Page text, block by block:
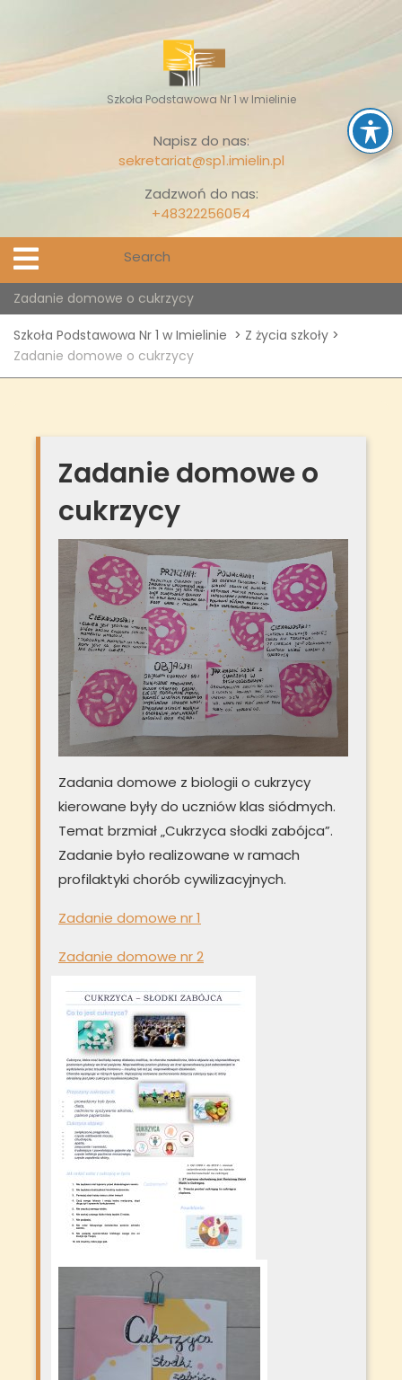
content
Szkoła Podstawowa Nr 1 w Imielinie
Napisz do nas:
sekretariat@sp1.imielin.pl
Zadzwoń do nas:
+48322256054
Open
Menu
Zadanie domowe o cukrzycy
Szkoła Podstawowa Nr 1 w Imielinie > Z życia szkoły >
Zadanie domowe o cukrzycy
Zadanie domowe o
cukrzycy
Zadania domowe z biologii o cukrzycy
kierowane były do uczniów klas siódmych.
Temat brzmiał „Cukrzyca słodki zabójca”.
Zadanie było realizowane w ramach
profilaktyki chorób cywilizacyjnych.
Zadanie domowe nr 1
Zadanie domowe nr 2